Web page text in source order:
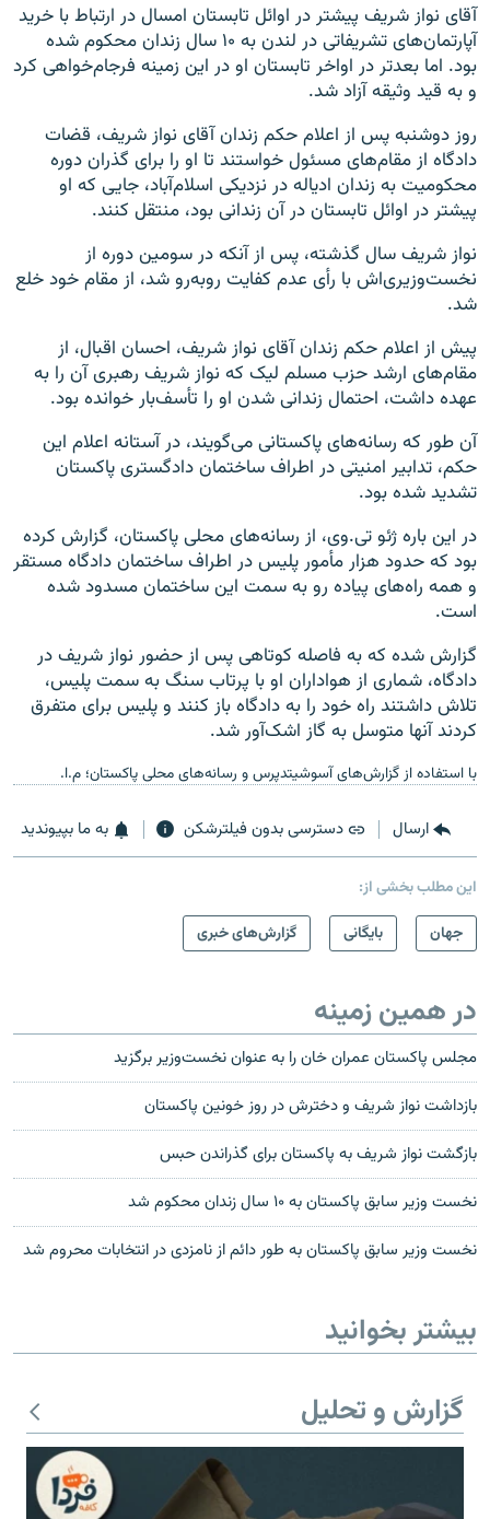
آقای نواز شریف پیشتر در اوائل تابستان امسال در ارتباط با خرید
آپارتمان‌های تشریفاتی در لندن به ۱۰ سال زندان محکوم شده
بود. اما بعدتر در اواخر تابستان او در این زمینه فرجام‌خواهی کرد
و به قید وثیقه آزاد شد.
روز دوشنبه پس از اعلام حکم زندان آقای نواز شریف، قضات
دادگاه از مقام‌های مسئول خواستند تا او را برای گذران دوره
محکومیت به زندان ادیاله در نزدیکی اسلام‌آباد، جایی که او
پیشتر در اوائل تابستان در آن زندانی بود، منتقل کنند.
نواز شریف سال گذشته، پس از آنکه در سومین دوره از
نخست‌وزیری‌اش با رأی عدم کفایت روبه‌رو شد، از مقام خود خلع
شد.
پیش از اعلام حکم زندان آقای نواز شریف، احسان اقبال، از
مقام‌های ارشد حزب مسلم لیک که نواز شریف رهبری آن را به
عهده داشت، احتمال زندانی شدن او را تأسف‌بار خوانده بود.
آن طور که رسانه‌های پاکستانی می‌گویند، در آستانه اعلام این
حکم، تدابیر امنیتی در اطراف ساختمان دادگستری پاکستان
تشدید شده بود.
در این باره ژئو تی.وی، از رسانه‌های محلی پاکستان، گزارش کرده
بود که حدود هزار مأمور پلیس در اطراف ساختمان دادگاه مستقر
و همه راه‌های پیاده رو به سمت این ساختمان مسدود شده
است.
گزارش شده که به فاصله کوتاهی پس از حضور نواز شریف در
دادگاه، شماری از هواداران او با پرتاب سنگ به سمت پلیس،
تلاش داشتند راه خود را به دادگاه باز کنند و پلیس برای متفرق
کردند آنها متوسل به گاز اشک‌آور شد.
با استفاده از گزارش‌های آسوشیتدپرس و رسانه‌های محلی پاکستان؛ م.ا.
ارسال دسترسی بدون فیلترشکن به ما بپیوندید
این مطلب بخشی از:
جهان
بایگانی گزارش‌های خبری
در همین زمینه
مجلس پاکستان عمران خان را به عنوان نخست‌وزیر برگزید
بازداشت نواز شریف و دخترش در روز خونین پاکستان
بازگشت نواز شریف به پاکستان برای گذراندن حبس
نخست وزیر سابق پاکستان به ۱۰ سال زندان محکوم شد
نخست وزیر سابق پاکستان به طور دائم از نامزدی در انتخابات محروم شد
بیشتر بخوانید
گزارش و تحلیل